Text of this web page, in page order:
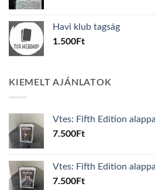
600Ft.100Ft.
Havi klub tagság
1.500Ft
KIEMELT AJÁNLATOK
Vtes: Fifth Edition
7.500Ft
Vtes: Fifth Edition
7.500Ft